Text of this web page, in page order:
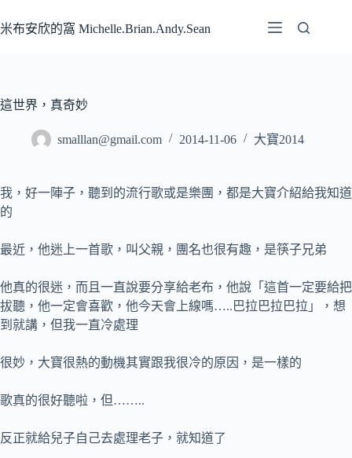
至
容
米布安欣的窩 Michelle.Brian.Andy.Sean
這世界，真奇妙
smalllan@gmail.com 2014-11-06 大寶2014
我，好一陣子，聽到的流行歌或是樂團，都是大寶介紹給我知道
的
最近，他迷上一首歌 ，叫父親，團名也很有趣，是筷子兄弟
他真的很迷，而且一直說要分享給老布，他說「這首一定要給把
拔聽，他一定會喜歡，他今天會上線嗎…..巴拉巴拉巴拉」，想
到就講，但我一直冷處理
很妙，大寶很熱的動機其實跟我很冷的原因，是一樣的
歌真的很好聽啦，但……..
反正就給兒子自己去處理老子，就知道了